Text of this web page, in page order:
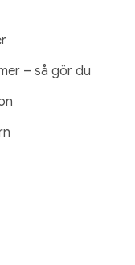
– så gör du